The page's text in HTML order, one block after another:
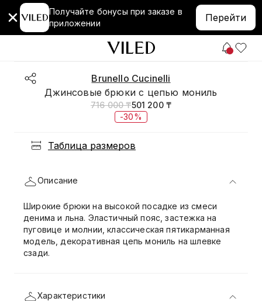
Получайте бонусы при заказе в
приложении
Перейти
Brunello Cucinelli
Джинсовые брюки с цепью мониль
716 000 ₸501 200 ₸
-30%
Таблица размеров
Описание
Широкие брюки на высокой посадке из смеси
денима и льна. Эластичный пояс, застежка на
пуговице и молнии, классическая пятикарманная
модель, декоративная цепь мониль на шлевке
сзади.
Характеристики